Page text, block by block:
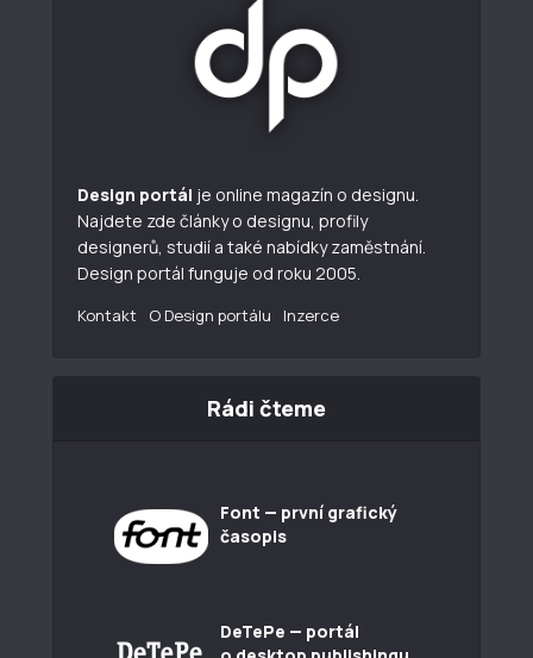
Design portál je online magazín o designu.
Najdete zde články o designu, profily
designerů, studií a také nabídky zaměstnání.
Design portál funguje od roku 2005.
Kontakt O Design portálu Inzerce
Rádi čteme
Font — první grafický
časopis
DeTePe — portál